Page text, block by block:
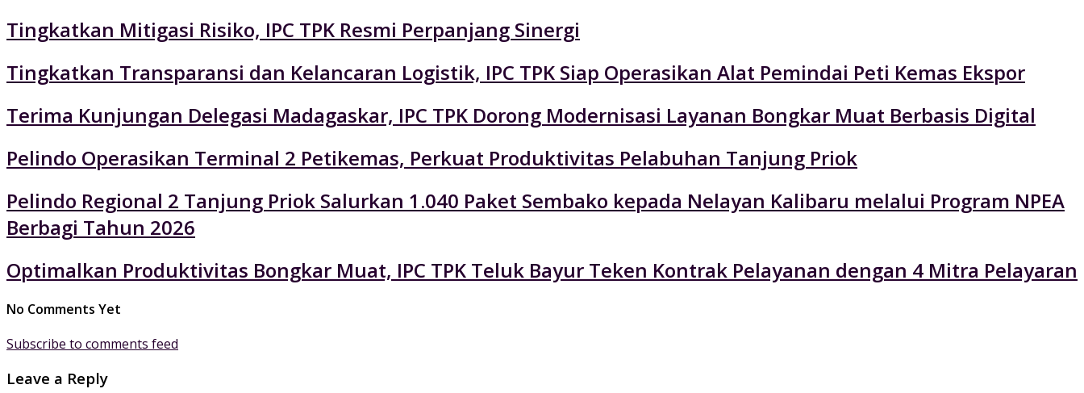
Tingkatkan Mitigasi Risiko, IPC TPK Resmi Perpanjang Sinergi
Tingkatkan Transparansi dan Kelancaran Logistik, IPC TPK Siap Operasikan Alat Pemindai Peti Kemas Ekspor
Terima Kunjungan Delegasi Madagaskar, IPC TPK Dorong Modernisasi Layanan Bongkar Muat Berbasis Digital
Pelindo Operasikan Terminal 2 Petikemas, Perkuat Produktivitas Pelabuhan Tanjung Priok
Pelindo Regional 2 Tanjung Priok Salurkan 1.040 Paket Sembako kepada Nelayan Kalibaru melalui Program NPEA
Berbagi Tahun 2026
Optimalkan Produktivitas Bongkar Muat, IPC TPK Teluk Bayur Teken Kontrak Pelayanan dengan 4 Mitra Pelayaran
No Comments Yet
Subscribe to comments feed
Leave a Reply